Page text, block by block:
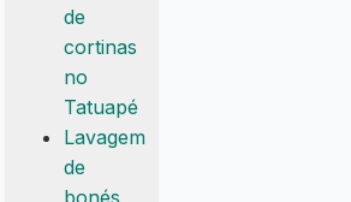
de
cortinas
no
Tatuapé
Lavagem
de
bonés